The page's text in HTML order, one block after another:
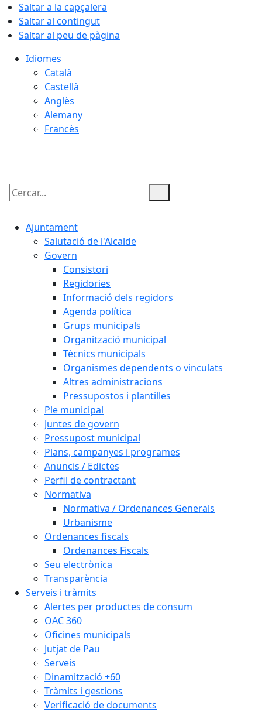
Saltar a la capçalera
Saltar al contingut
Saltar al peu de pàgina
Idiomes
Català
Castellà
Anglès
Alemany
Francès
Cercar:
Ajuntament
Salutació de l'Alcalde
Govern
Consistori
Regidories
Informació dels regidors
Agenda política
Grups municipals
Organització municipal
Tècnics municipals
Organismes dependents o vinculats
Altres administracions
Pressupostos i plantilles
Ple municipal
Juntes de govern
Pressupost municipal
Plans, campanyes i programes
Anuncis / Edictes
Perfil de contractant
Normativa
Normativa / Ordenances Generals
Urbanisme
Ordenances fiscals
Ordenances Fiscals
Seu electrònica
Transparència
Serveis i tràmits
Alertes per productes de consum
OAC 360
Oficines municipals
Jutjat de Pau
Serveis
Dinamització +60
Tràmits i gestions
Verificació de documents